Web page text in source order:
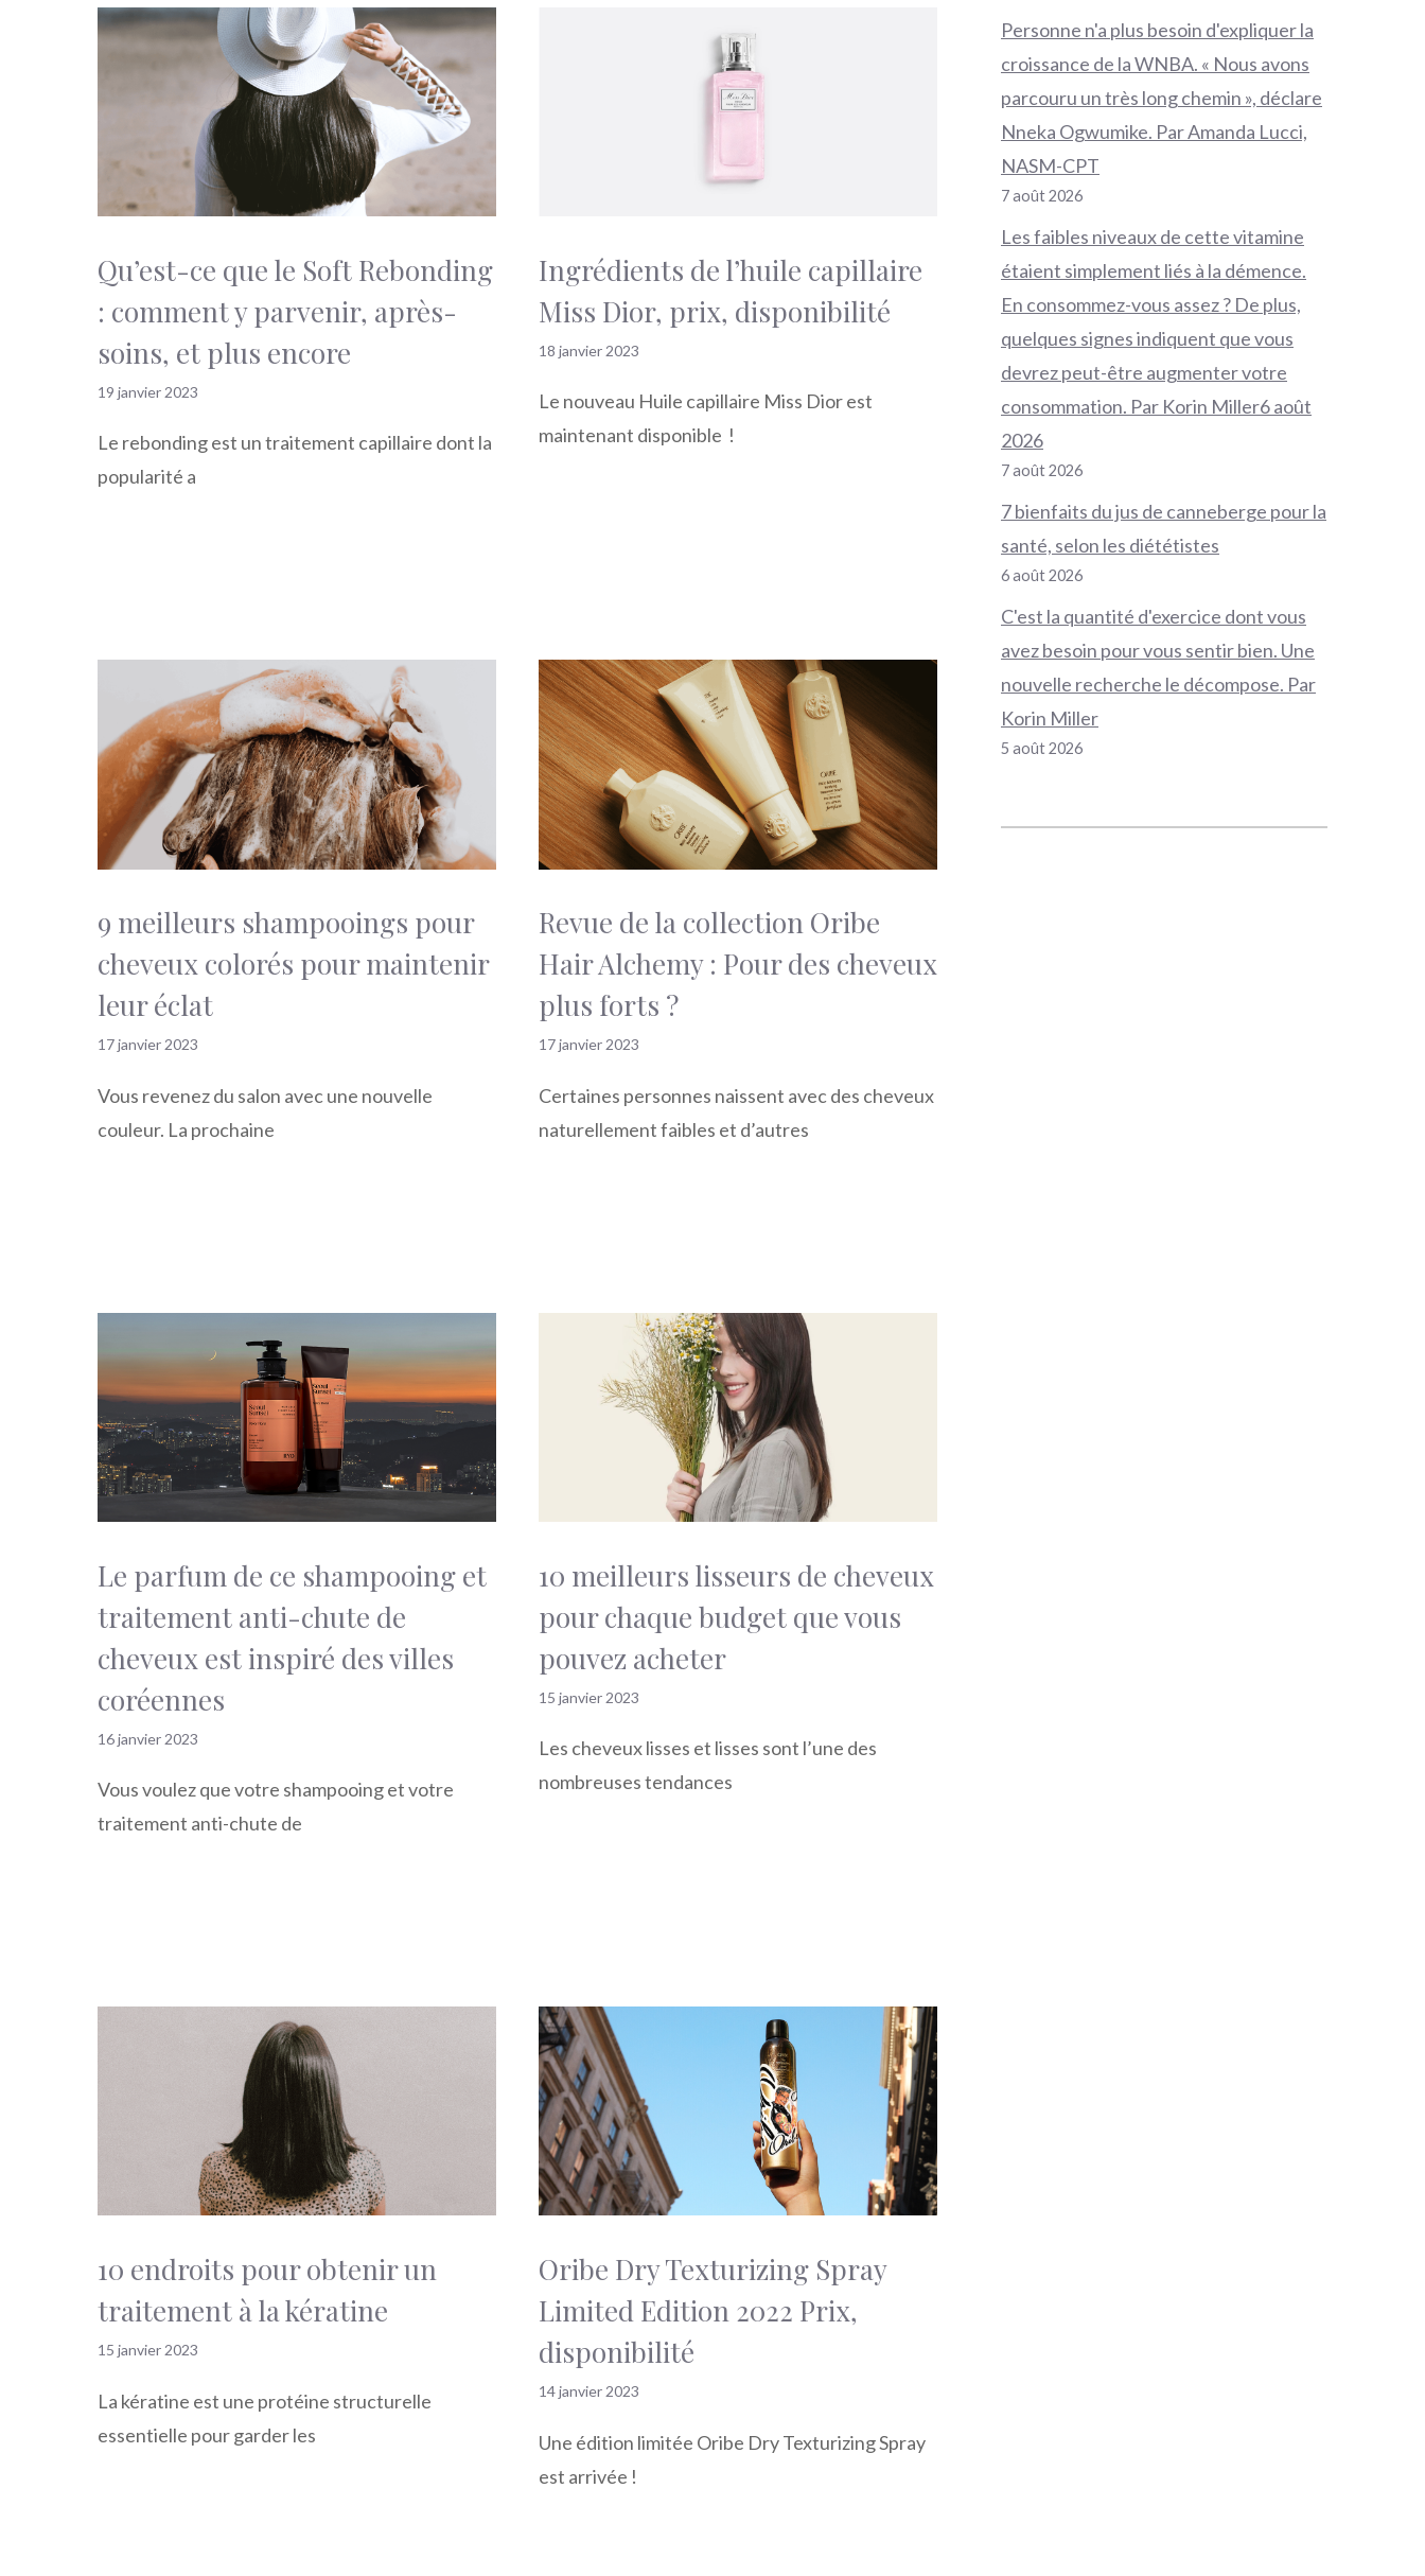
Qu’est-ce que le Soft Rebonding
: comment y parvenir, après-
soins, et plus encore
19 janvier 2023
Le rebonding est un traitement capillaire dont la
popularité a
Ingrédients de l’huile capillaire
Miss Dior, prix, disponibilité
18 janvier 2023
Le nouveau Huile capillaire Miss Dior est
maintenant disponible !
9 meilleurs shampooings pour
cheveux colorés pour maintenir
leur éclat
17 janvier 2023
Vous revenez du salon avec une nouvelle
couleur. La prochaine
Revue de la collection Oribe
Hair Alchemy : Pour des cheveux
plus forts ?
17 janvier 2023
Certaines personnes naissent avec des cheveux
naturellement faibles et d’autres
Le parfum de ce shampooing et
traitement anti-chute de
cheveux est inspiré des villes
coréennes
16 janvier 2023
Vous voulez que votre shampooing et votre
traitement anti-chute de
10 meilleurs lisseurs de cheveux
pour chaque budget que vous
pouvez acheter
15 janvier 2023
Les cheveux lisses et lisses sont l’une des
nombreuses tendances
10 endroits pour obtenir un
traitement à la kératine
15 janvier 2023
La kératine est une protéine structurelle
essentielle pour garder les
Oribe Dry Texturizing Spray
Limited Edition 2022 Prix,
disponibilité
14 janvier 2023
Une édition limitée Oribe Dry Texturizing Spray
est arrivée !
Personne n'a plus besoin d'expliquer la
croissance de la WNBA. « Nous avons
parcouru un très long chemin », déclare
Nneka Ogwumike. Par Amanda Lucci,
NASM-CPT
7 août 2026
Les faibles niveaux de cette vitamine
étaient simplement liés à la démence.
En consommez-vous assez ? De plus,
quelques signes indiquent que vous
devrez peut-être augmenter votre
consommation. Par Korin Miller6 août
2026
7 août 2026
7 bienfaits du jus de canneberge pour la
santé, selon les diététistes
6 août 2026
C'est la quantité d'exercice dont vous
avez besoin pour vous sentir bien. Une
nouvelle recherche le décompose. Par
Korin Miller
5 août 2026